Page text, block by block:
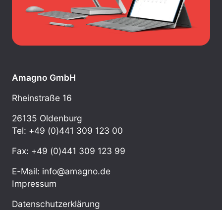
Amagno GmbH
Rheinstraße 16
26135 Oldenburg
Tel: +49 (0)441 309 123 00
Fax: +49 (0)441 309 123 99
E-Mail: info@amagno.de
Impressum
Datenschutzerklärung